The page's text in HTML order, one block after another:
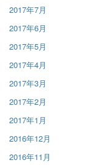
2017年7月
2017年6月
2017年5月
2017年4月
2017年3月
2017年2月
2017年1月
2016年12月
2016年11月